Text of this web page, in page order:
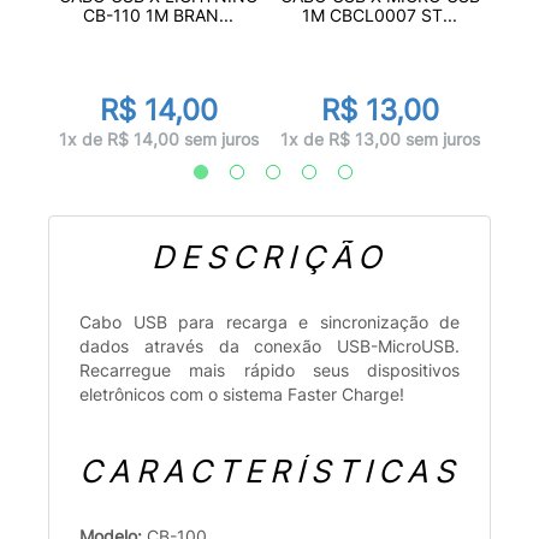
CB-110 1M BRAN...
R$ 14,00
1x de R$ 14,00 sem juros
1M CBCL0007 ST...
R$ 13,00
1x de R$ 13,00 sem juros
DESCRIÇÃO
Cabo USB para recarga e sincronização de
dados através da conexão USB-MicroUSB.
Recarregue mais rápido seus dispositivos
eletrônicos com o sistema Faster Charge!
CARACTERÍSTICAS